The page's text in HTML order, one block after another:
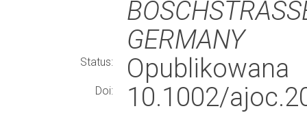
GERMANY
Status: Opublikowana
Doi:
10.1002/